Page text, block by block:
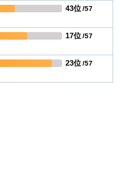
43位/57
17位/57
23位/57